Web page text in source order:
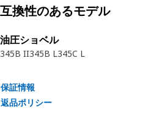
互換性のあるモデル
油圧ショベル
345B II345B L345C L
保証情報
返品ポリシー